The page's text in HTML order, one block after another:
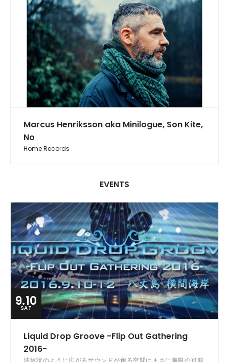
Marcus Henriksson aka Minilogue, Son Kite,
No
Home Records
EVENTS
9.10
SAT
Liquid Drop Groove -Flip Out Gathering
2016-